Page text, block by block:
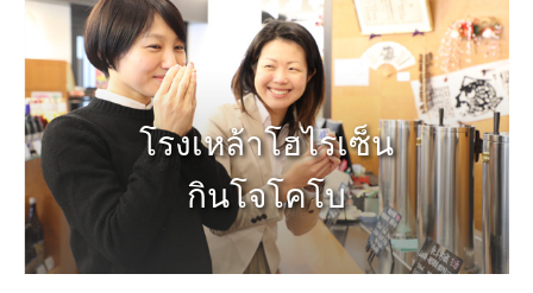
โรงเหล้าโฮไรเซ็น
กินโจโคโบ